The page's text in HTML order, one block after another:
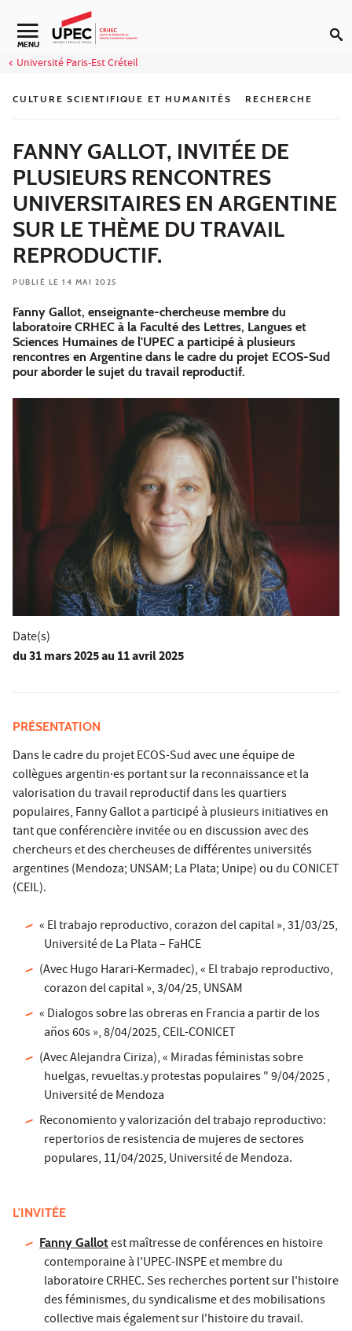
Aller au contenu
Navigation secondaire
MENU
Université Paris-Est Créteil
CULTURE SCIENTIFIQUE ET HUMANITÉS RECHERCHE
FANNY GALLOT, INVITÉE DE
PLUSIEURS RENCONTRES
UNIVERSITAIRES EN ARGENTINE
SUR LE THÈME DU TRAVAIL
REPRODUCTIF.
PUBLIÉ LE 14 MAI 2025
Fanny Gallot, enseignante-chercheuse membre du
laboratoire CRHEC à la Faculté des Lettres, Langues et
Sciences Humaines de l'UPEC a participé à plusieurs
rencontres en Argentine dans le cadre du projet ECOS-Sud
pour aborder le sujet du travail reproductif.
Date(s)
du31 mars 2025au 11 avril 2025
PRÉSENTATION
Dans le cadre du projet ECOS-Sud avec une équipe de
collègues argentin·es portant sur la reconnaissance et la
valorisation du travail reproductif dans les quartiers
populaires, Fanny Gallot a participé à plusieurs initiatives en
tant que conférencière invitée ou en discussion avec des
chercheurs et des chercheuses de différentes universités
argentines (Mendoza; UNSAM; La Plata; Unipe) ou du CONICET
(CEIL).
« El trabajo reproductivo, corazon del capital », 31/03/25,
Université de La Plata – FaHCE
(Avec Hugo Harari-Kermadec), « El trabajo reproductivo,
corazon del capital », 3/04/25, UNSAM
« Dialogos sobre las obreras en Francia a partir de los
años 60s », 8/04/2025, CEIL-CONICET
(Avec Alejandra Ciriza), « Miradas féministas sobre
huelgas, revueltas.y protestas populaires " 9/04/2025 ,
Université de Mendoza
Reconomiento y valorización del trabajo reproductivo:
repertorios de resistencia de mujeres de sectores
populares, 11/04/2025, Université de Mendoza.
L'INVITÉE
Fanny Gallotest maîtresse de conférences en histoire
contemporaine à l'UPEC-INSPE et membre du
laboratoire CRHEC. Ses recherches portent sur l'histoire
des féminismes, du syndicalisme et des mobilisations
collective mais également sur l'histoire du travail.